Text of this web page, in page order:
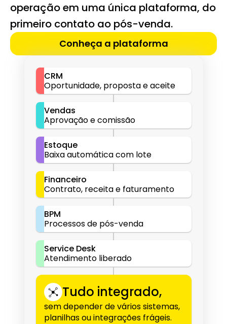
operação em uma única plataforma, do
primeiro contato ao pós-venda.
Conheça a plataforma
CRM
Oportunidade, proposta e aceite
Vendas
Aprovação e comissão
Estoque
Baixa automática com lote
Financeiro
Contrato, receita e faturamento
BPM
Processos de pós-venda
Service Desk
Atendimento liberado
Tudo integrado,
sem depender de vários sistemas,
planilhas ou integrações frágeis.